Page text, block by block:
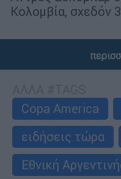
Κολομβία, σχεδόν
Copa America
ειδήσεις τώρα
Εθνική